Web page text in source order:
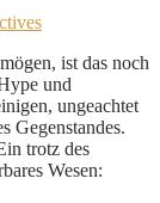
ist das noch
und
ungeachtet
Gegenstandes.
trotz des
Wesen: